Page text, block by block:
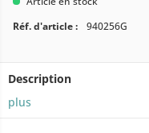
Réf. d'article :
940256G
Description
plus